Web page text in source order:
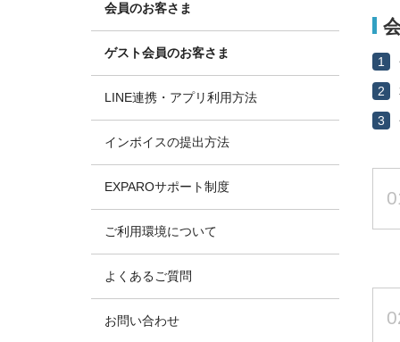
1
2
3
会員のお客さま
ゲスト会員のお客さま
LINE連携・アプリ利用方法
インボイスの提出方法
EXPAROサポート制度
ご利用環境について
よくあるご質問
お問い合わせ